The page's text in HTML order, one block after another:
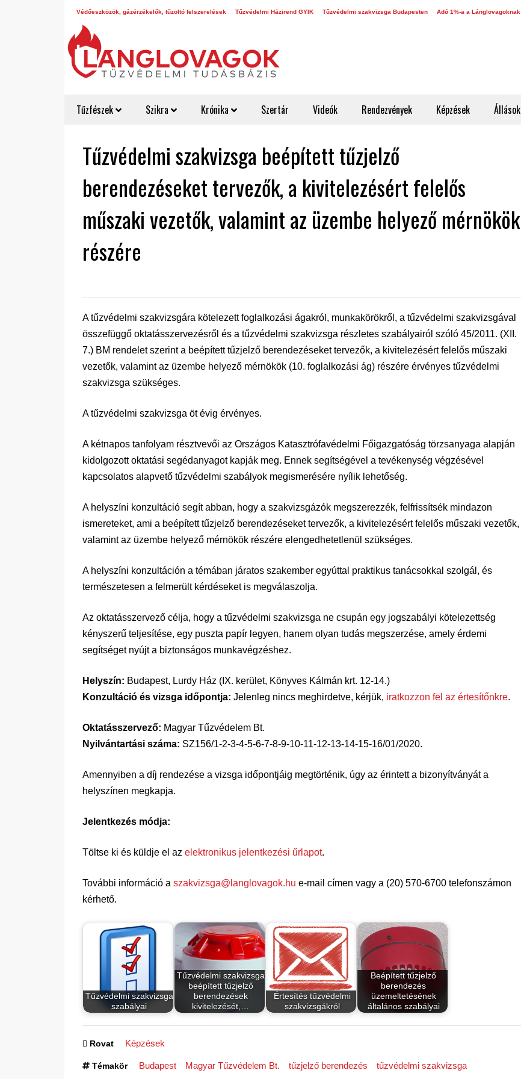
Védőeszközök, gázérzékelők, tűzoltó felszerelések Tűzvédelmi Házirend GYIK Tűzvédelmi szakvizsga Budapesten Adó 1%-a a Lánglovagoknak
Tűzfészek Szikra Krónika Szertár Videók Rendezvények Képzések Állások
Tűzvédelmi szakvizsga beépített tűzjelző
berendezéseket tervezők, a kivitelezésért felelős
műszaki vezetők, valamint az üzembe helyező mérnökök
részére
A tűzvédelmi szakvizsgára kötelezett foglalkozási ágakról, munkakörökről, a tűzvédelmi szakvizsgával
összefüggő oktatásszervezésről és a tűzvédelmi szakvizsga részletes szabályairól szóló 45/2011. (XII.
7.) BM rendelet szerint a beépített tűzjelző berendezéseket tervezők, a kivitelezésért felelős műszaki
vezetők, valamint az üzembe helyező mérnökök (10. foglalkozási ág) részére érvényes tűzvédelmi
szakvizsga szükséges.
A tűzvédelmi szakvizsga öt évig érvényes.
A kétnapos tanfolyam résztvevői az Országos Katasztrófavédelmi Főigazgatóság törzsanyaga alapján
kidolgozott oktatási segédanyagot kapják meg. Ennek segítségével a tevékenység végzésével
kapcsolatos alapvető tűzvédelmi szabályok megismerésére nyílik lehetőség.
A helyszíni konzultáció segít abban, hogy a szakvizsgázók megszerezzék, felfrissítsék mindazon
ismereteket, ami a beépített tűzjelző berendezéseket tervezők, a kivitelezésért felelős műszaki vezetők,
valamint az üzembe helyező mérnökök részére elengedhetetlenül szükséges.
A helyszíni konzultáción a témában járatos szakember egyúttal praktikus tanácsokkal szolgál, és
természetesen a felmerült kérdéseket is megválaszolja.
Az oktatásszervező célja, hogy a tűzvédelmi szakvizsga ne csupán egy jogszabályi kötelezettség
kényszerű teljesítése, egy puszta papír legyen, hanem olyan tudás megszerzése, amely érdemi
segítséget nyújt a biztonságos munkavégzéshez.
Helyszín: Budapest, Lurdy Ház (IX. kerület, Könyves Kálmán krt. 12-14.)
Konzultáció és vizsga időpontja: Jelenleg nincs meghirdetve, kérjük, iratkozzon fel az értesítőnkre.
Oktatásszervező: Magyar Tűzvédelem Bt.
Nyilvántartási száma: SZ156/1-2-3-4-5-6-7-8-9-10-11-12-13-14-15-16/01/2020.
Amennyiben a díj rendezése a vizsga időpontjáig megtörténik, úgy az érintett a bizonyítványát a
helyszínen megkapja.
Jelentkezés módja:
Töltse ki és küldje el az elektronikus jelentkezési űrlapot.
További információ a szakvizsga@langlovagok.hu e-mail címen vagy a (20) 570-6700 telefonszámon
kérhető.
Tűzvédelmi szakvizsga
szabályai
Tűzvédelmi szakvizsga
beépített tűzjelző
berendezések
kivitelezését,…
Értesítés tűzvédelmi
szakvizsgákról
Beépített tűzjelző
berendezés
üzemeltetésének
általános szabályai
Rovat Képzések
Témakör Budapest Magyar Tűzvédelem Bt. tűzjelző berendezés tűzvédelmi szakvizsga